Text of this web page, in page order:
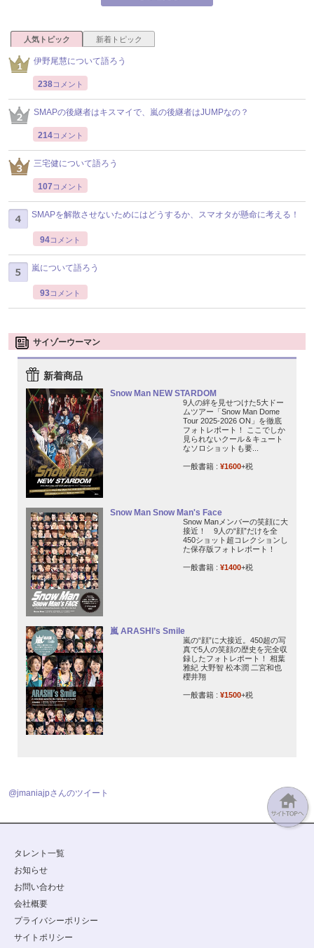
人気トピック 新着トピック
伊野尾慧について語ろう
238コメント
SMAPの後継者はキスマイで、嵐の後継者はJUMPなの？
214コメント
三宅健について語ろう
107 コメント
SMAPを解散させないためにはどうするか、スマオタが懸命に考える！
94コメント
嵐について語ろう
93コメント
サイゾーウーマン
新着商品
Snow Man NEW STARDOM
9人の絆を見せつけた5大ドー
ムツアー「Snow Man Dome
Tour 2025-2026 ON」を徹底
フォトレポート！ ここでしか
見られないクール＆キュート
なソロショットも要...
一般書籍 : ¥1600+税
Snow Man Snow Man's Face
Snow Manメンバーの笑顔に大
接近！ 9人の“顔”だけを全
450ショット超コレクションし
た保存版フォトレポート！
一般書籍 : ¥1400+税
嵐 ARASHI’s Smile
嵐の“顔”に大接近。450超の写
真で5人の笑顔の歴史を完全収
録したフォトレポート！ 相葉
雅紀 大野智 松本潤 二宮和也
櫻井翔
一般書籍 : ¥1500+税
@jmaniajpさんのツイート
タレント一覧
お知らせ
お問い合わせ
会社概要
プライバシーポリシー
サイトポリシー